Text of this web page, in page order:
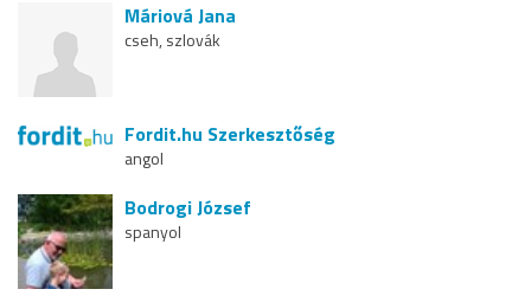
Máriová Jana
cseh, szlovák
Fordit.hu Szerkesztőség
angol
Bodrogi József
spanyol